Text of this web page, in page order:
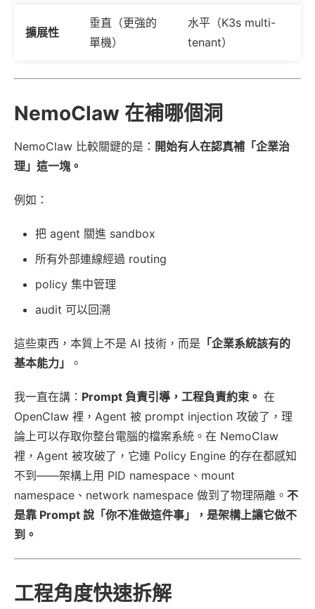
擴展性
垂直（更強的
單機）
水平（K3s multi-
tenant）
NemoClaw 在補哪個洞
NemoClaw 比較關鍵的是： 開始有人在認真補「企業治
理」這一塊。
例如：
把 agent 關進 sandbox
所有外部連線經過 routing
policy 集中管理
audit 可以回溯
這些東西，本質上不是 AI 技術，而是 「企業系統該有的
基本能力」
。
我一直在講： Prompt 負責引導，工程負責約束。 在
OpenClaw 裡，Agent 被 prompt injection 攻破了，理
論上可以存取你整台電腦的檔案系統。在 NemoClaw
裡，Agent 被攻破了，它連 Policy Engine 的存在都感知
不到——架構上用 PID namespace、mount
namespace、network namespace 做到了物理隔離。 不
是靠 Prompt 說「你不准做這件事」，是架構上讓它做不
到。
工程角度快速拆解